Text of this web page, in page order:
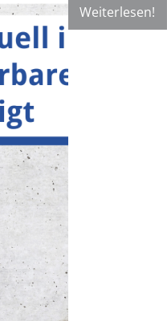
Weiterlesen!